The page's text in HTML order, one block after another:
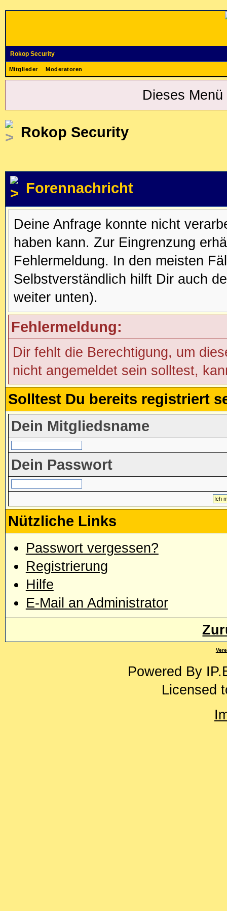
Rokop Security
Mitglieder Moderatoren
Dieses
Rokop Security
Forennachricht
Deine Anfrage konnte nicht
haben kann. Zur Eingrenzung
Fehlermeldung. In den meisten
Selbstverständlich hilft Dir auch
weiter unten).
Fehlermeldung:
Dir fehlt die Berechtigung, um
nicht angemeldet sein solltest,
Solltest Du bereits registriert
Dein Mitgliedsname
Dein Passwort
Nützliche Links
Passwort vergessen?
Registrierung
Hilfe
E-Mail an Administrator
Powered By
Licensed